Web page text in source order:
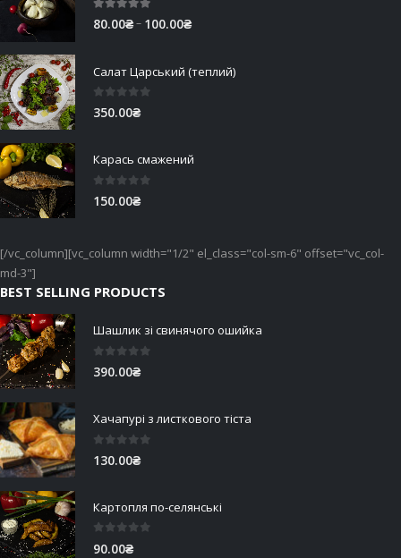
5.00out of 5
80.00₴– 100.00₴Price
through
Салат Царський (теплий)
0out of 5
350.00₴
Карась смажений
0 out of 5
150.00₴
[/vc_column][vc_column width="1/2" el_class="col-sm-6" offset="vc_col-
md-3"]
BEST SELLING PRODUCTS
Шашлик зі свинячого ошийка
0 out of 5
390.00₴
Хачапурі з листкового тіста
130.00₴
Картопля по-селянські
90.00₴